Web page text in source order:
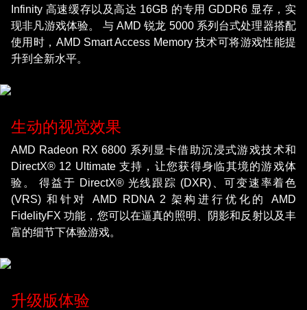
Infinity 高速缓存以及高达 16GB 的专用 GDDR6 显存，实
现非凡游戏体验。 与 AMD 锐龙 5000 系列台式处理器搭配
使用时，AMD Smart Access Memory 技术可将游戏性能提
升到全新水平。
生动的视觉效果
AMD Radeon RX 6800 系列显卡借助沉浸式游戏技术和
DirectX® 12 Ultimate 支持，让您获得身临其境的游戏体
验。 得益于 DirectX® 光线跟踪 (DXR)、可变速率着色
(VRS) 和针对 AMD RDNA 2 架构进行优化的 AMD
FidelityFX 功能，您可以在逼真的照明、阴影和反射以及丰
富的细节下体验游戏。
升级版体验